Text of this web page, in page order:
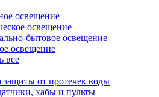
освещение
освещение
бытовое освещение
освещение
все
защиты от протечек воды
хабы и пульты